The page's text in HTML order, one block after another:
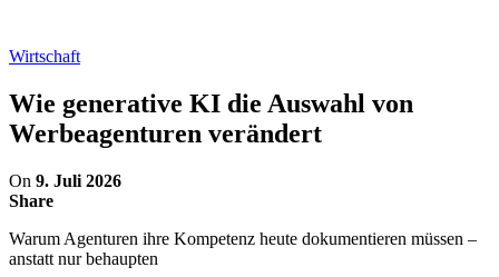
Wirtschaft
Wie generative KI die Auswahl von
Werbeagenturen verändert
On 9. Juli 2026
Share
Warum Agenturen ihre Kompetenz heute dokumentieren müssen –
anstatt nur behaupten